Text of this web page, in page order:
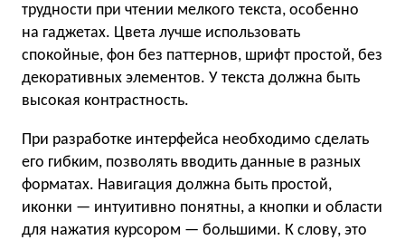
трудности при чтении мелкого текста, особенно
на гаджетах. Цвета лучше использовать
спокойные, фон без паттернов, шрифт простой, без
декоративных элементов. У текста должна быть
высокая контрастность.
При разработке интерфейса необходимо сделать
его гибким, позволять вводить данные в разных
форматах. Навигация должна быть простой,
иконки — интуитивно понятны, а кнопки и области
для нажатия курсором — большими. К слову, это